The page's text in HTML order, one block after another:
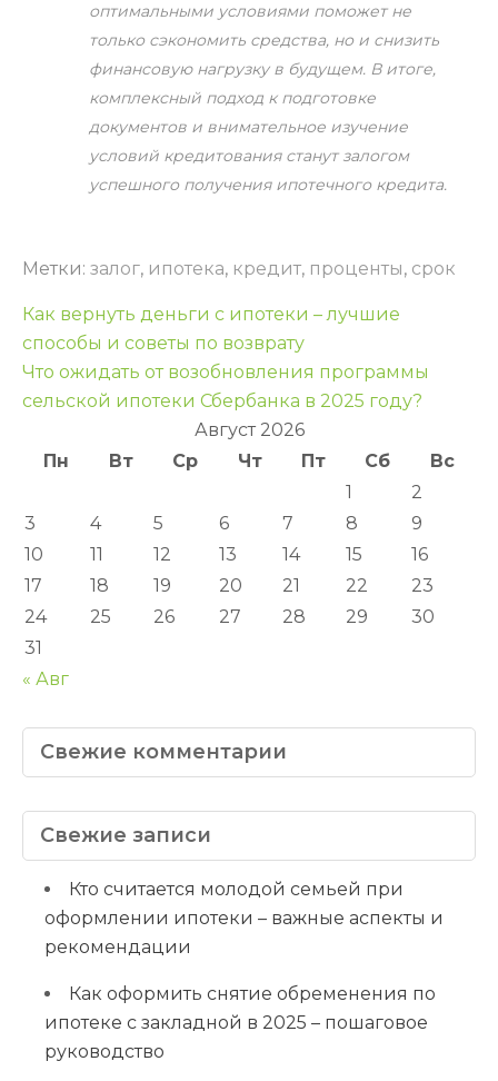
оптимальными условиями поможет не
только сэкономить средства, но и снизить
финансовую нагрузку в будущем. В итоге,
комплексный подход к подготовке
документов и внимательное изучение
условий кредитования станут залогом
успешного получения ипотечного кредита.
Метки: залог, ипотека, кредит, проценты, срок
Навигация
по
записям
Как вернуть деньги с ипотеки – лучшие
способы и советы по возврату
Что ожидать от возобновления программы
сельской ипотеки Сбербанка в 2025 году?
Август 2026
Пн
Вт Ср Чт Пт Сб
Вс
1
2
3
4 5 6 7 8
9
10
11 12 13 14 15
16
17
18 19 20 21 22
23
24
25 26 27 28 29
30
31
« Авг
Свежие комментарии
Свежие записи
Кто считается молодой семьей при
оформлении ипотеки – важные аспекты и
рекомендации
Как оформить снятие обременения по
ипотеке с закладной в 2025 – пошаговое
руководство